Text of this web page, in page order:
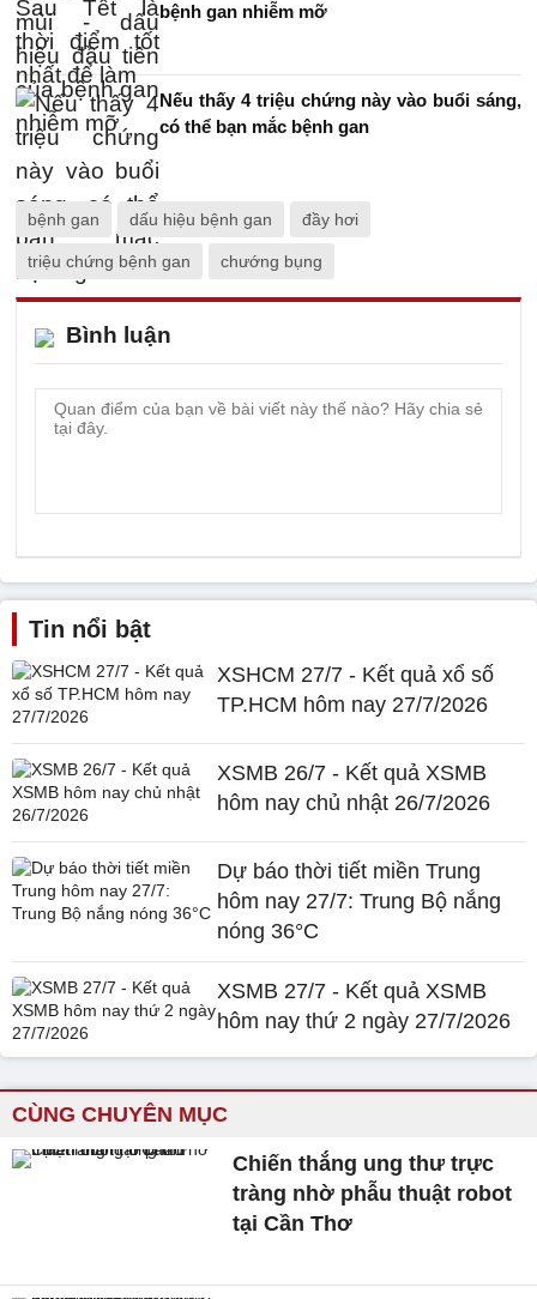
bệnh gan nhiễm mỡ
Nếu thấy 4 triệu chứng này vào buổi sáng,
có thể bạn mắc bệnh gan
bệnh gan dấu hiệu bệnh gan đầy hơi
triệu chứng bệnh gan chướng bụng
Bình luận
Tin nổi bật
XSHCM 27/7 - Kết quả xổ số
TP.HCM hôm nay 27/7/2026
XSMB 26/7 - Kết quả XSMB
hôm nay chủ nhật 26/7/2026
Dự báo thời tiết miền Trung
hôm nay 27/7: Trung Bộ nắng
nóng 36°C
XSMB 27/7 - Kết quả XSMB
hôm nay thứ 2 ngày 27/7/2026
CÙNG CHUYÊN MỤC
Chiến thắng ung thư trực
tràng nhờ phẫu thuật robot
tại Cần Thơ